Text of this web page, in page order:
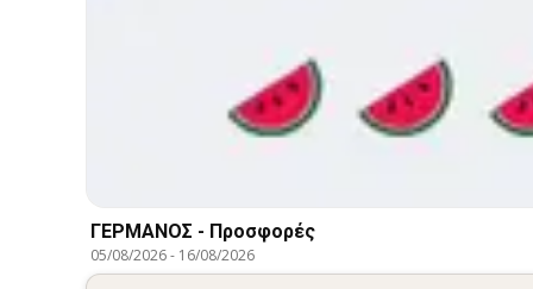
ΓΕΡΜΑΝΟΣ - Προσφορές
05/08/2026- 16/08/2026